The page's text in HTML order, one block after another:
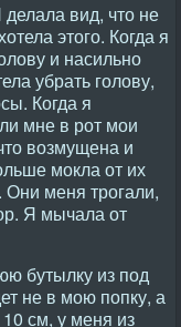
вид, что не
этого. Когда я
и насильно
убрать голову,
Когда я
мне в рот мои
возмущена и
мокла от их
Они меня трогали,
Я мычала от
бутылку из под
не в мою попку, а
10 см, у меня из